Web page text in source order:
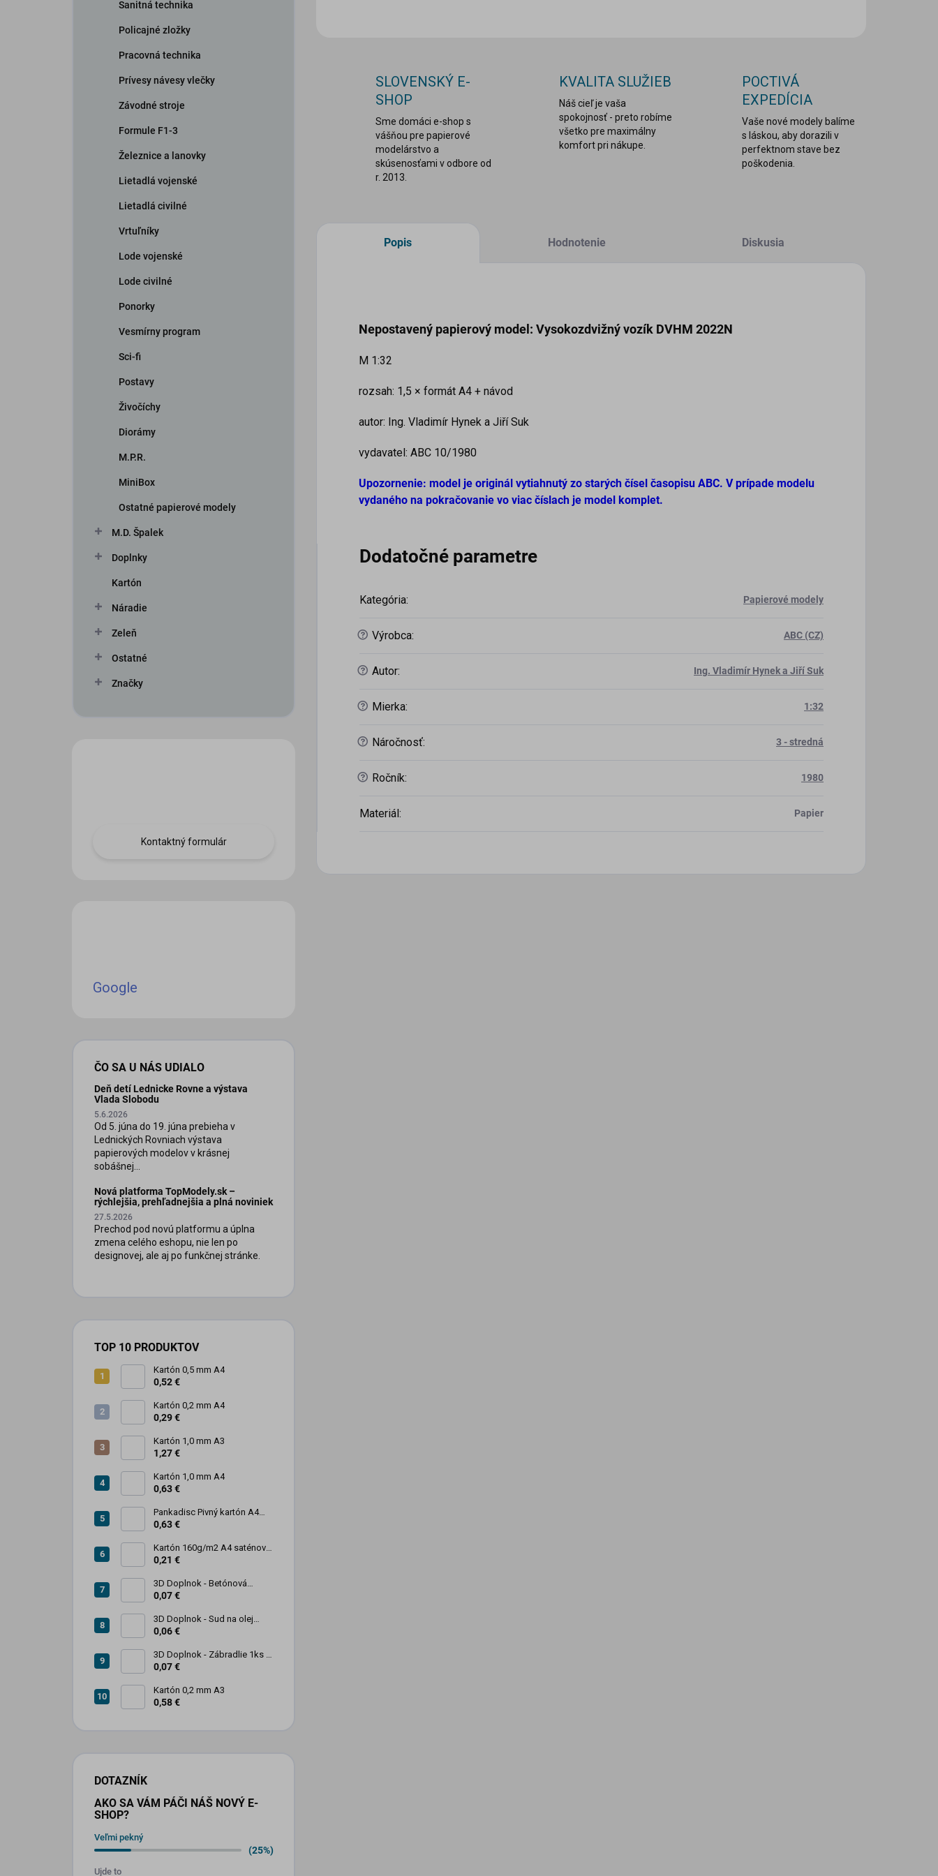
Sanitná technika
Policajné zložky
Pracovná technika
Prívesy návesy vlečky
Závodné stroje
Formule F1-3
Železnice a lanovky
Lietadlá vojenské
Lietadlá civilné
Vrtuľníky
Lode vojenské
Lode civilné
Ponorky
Vesmírny program
Sci-fi
Postavy
Živočíchy
Diorámy
M.P.R.
MiniBox
Ostatné papierové modely
M.D. Špalek
Doplnky
Kartón
Náradie
Zeleň
Ostatné
Značky
Kontaktný formulár
Google
ČO SA U NÁS UDIALO
Deň detí Lednicke Rovne a výstava
Vlada Slobodu
5.6.2026
Od 5. júna do 19. júna prebieha v
Lednických Rovniach výstava
papierových modelov v krásnej
sobášnej...
Nová platforma TopModely.sk –
rýchlejšia, prehľadnejšia a plná noviniek
27.5.2026
Prechod pod novú platformu a úplna
zmena celého eshopu, nie len po
designovej, ale aj po funkčnej stránke.
TOP 10 PRODUKTOV
Kartón 0,5 mm A4
0,52 €
Kartón 0,2 mm A4
0,29 €
Kartón 1,0 mm A3
1,27 €
Kartón 1,0 mm A4
0,63 €
Pankadisc Pivný kartón A4
1mm 420g
0,63 €
Kartón 160g/m2 A4 saténový
biely povrch
0,21 €
3D Doplnok - Betónová
zábrana 1ks
0,07 €
3D Doplnok - Sud na olej
kovový 250L - 1ks
0,06 €
3D Doplnok - Zábradlie 1ks +
stojan 2ks
0,07 €
Kartón 0,2 mm A3
0,58 €
DOTAZNÍK
AKO SA VÁM PÁČI NÁŠ NOVÝ E-
SHOP?
Veľmi pekný
(25%)
Ujde to
SLOVENSKÝ E-
SHOP
Sme domáci e-shop s
vášňou pre papierové
modelárstvo a
skúsenosťami v odbore od
r. 2013.
KVALITA SLUŽIEB
Náš cieľ je vaša
spokojnosť - preto robíme
všetko pre maximálny
komfort pri nákupe.
POCTIVÁ
EXPEDÍCIA
Vaše nové modely balíme
s láskou, aby dorazili v
perfektnom stave bez
poškodenia.
Popis Hodnotenie Diskusia
Nepostavený papierový model: Vysokozdvižný vozík DVHM 2022N
M 1:32
rozsah: 1,5 × formát A4 + návod
autor: Ing. Vladimír Hynek a Jiří Suk
vydavatel: ABC 10/1980
Upozornenie: model je originál vytiahnutý zo starých čísel časopisu ABC. V prípade modelu
vydaného na pokračovanie vo viac číslach je model komplet.
Dodatočné parametre
Kategória: Papierové modely
? Výrobca: ABC (CZ)
? Autor: Ing. Vladimír Hynek a Jiří Suk
? Mierka: 1:32
? Náročnosť: 3 - stredná
? Ročník: 1980
Materiál: Papier